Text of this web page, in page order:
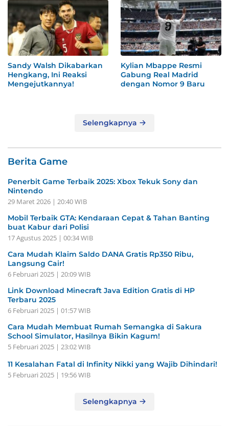
Sandy Walsh Dikabarkan
Hengkang, Ini Reaksi
Mengejutkannya!
Kylian Mbappe Resmi
Gabung Real Madrid
dengan Nomor 9 Baru
Selengkapnya
Berita Game
Penerbit Game Terbaik 2025: Xbox Tekuk Sony dan
Nintendo
29 Maret 2026 | 20:40 WIB
Mobil Terbaik GTA: Kendaraan Cepat & Tahan Banting
buat Kabur dari Polisi
17 Agustus 2025 | 00:34 WIB
Cara Mudah Klaim Saldo DANA Gratis Rp350 Ribu,
Langsung Cair!
6 Februari 2025 | 20:09 WIB
Link Download Minecraft Java Edition Gratis di HP
Terbaru 2025
6 Februari 2025 | 01:57 WIB
Cara Mudah Membuat Rumah Semangka di Sakura
School Simulator, Hasilnya Bikin Kagum!
5 Februari 2025 | 23:02 WIB
11 Kesalahan Fatal di Infinity Nikki yang Wajib Dihindari!
5 Februari 2025 | 19:56 WIB
Selengkapnya